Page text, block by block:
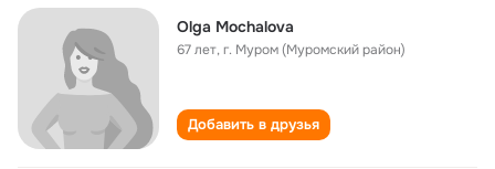
Olga Mochalova
67 лет,г. Муром (Муромский район)
Добавить в друзья